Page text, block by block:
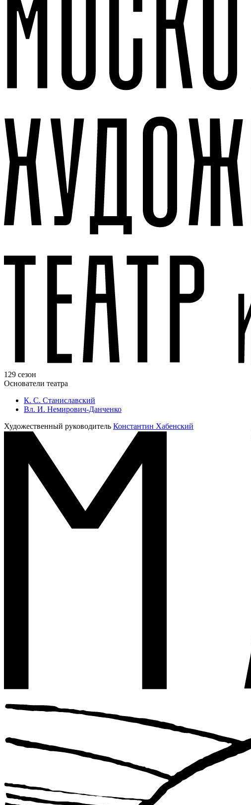
129 сезон
Основатели театра
К. С. Станиславский
Вл. И. Немирович-Данченко
Художественный руководитель Константин Хабенский